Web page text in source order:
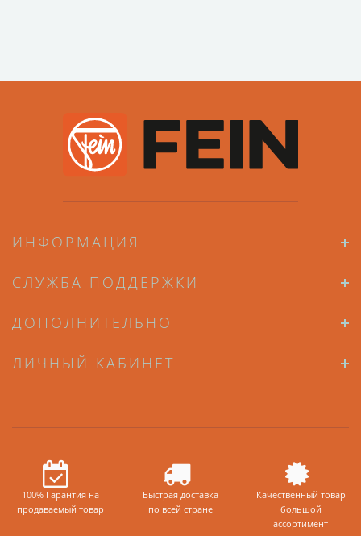
ИНФОРМАЦИЯ
СЛУЖБА ПОДДЕРЖКИ
ДОПОЛНИТЕЛЬНО
ЛИЧНЫЙ КАБИНЕТ
100% Гарантия на
продаваемый товар
Быстрая доставка
по всей стране
Качественный товар
большой
ассортимент